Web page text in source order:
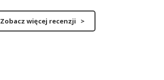
Zobacz więcej recenzji >